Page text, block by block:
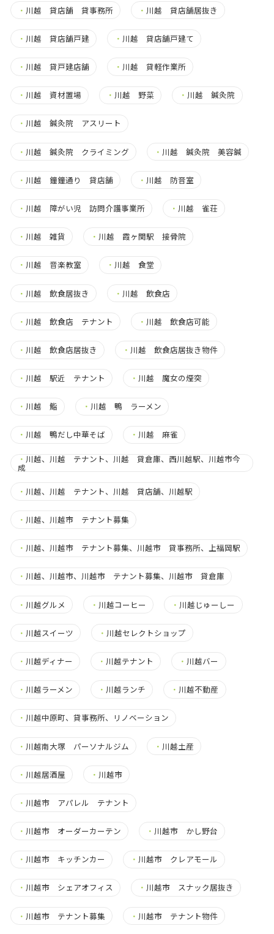
・ 川越 貸店舗 貸事務所 ・ 川越 貸店舗居抜き
・ 川越 貸店舗戸建 ・ 川越 貸店舗戸建て
・ 川越 貸戸建店舗 ・ 川越 貸軽作業所
・ 川越 資材置場 ・ 川越 野菜 ・ 川越 鍼灸院
・ 川越 鍼灸院 アスリート
・ 川越 鍼灸院 クライミング ・ 川越 鍼灸院 美容鍼
・ 川越 鐘鐘通り 貸店舗 ・ 川越 防音室
・ 川越 障がい児 訪問介護事業所 ・ 川越 雀荘
・ 川越 雑貨 ・ 川越 霞ヶ関駅 接骨院
・ 川越 音楽教室 ・ 川越 食堂
・ 川越 飲食居抜き ・ 川越 飲食店
・ 川越 飲食店 テナント ・ 川越 飲食店可能
・ 川越 飲食店居抜き ・ 川越 飲食店居抜き物件
・ 川越 駅近 テナント ・ 川越 魔女の煙突
・ 川越 鮨 ・ 川越 鴨 ラーメン
・ 川越 鴨だし中華そば ・ 川越 麻雀
・ 川越、川越 テナント、川越 貸倉庫、西川越駅、川越市今
成
・ 川越、川越 テナント、川越 貸店舗、川越駅
・ 川越、川越市 テナント募集
・ 川越、川越市 テナント募集、川越市 貸事務所、上福岡駅
・ 川越、川越市、川越市 テナント募集、川越市 貸倉庫
・ 川越グルメ ・ 川越コーヒー ・ 川越じゅーしー
・ 川越スイーツ ・ 川越セレクトショップ
・ 川越ディナー ・ 川越テナント ・ 川越バー
・ 川越ラーメン ・ 川越ランチ ・ 川越不動産
・ 川越中原町、貸事務所、リノベーション
・ 川越南大塚 パーソナルジム ・ 川越土産
・ 川越居酒屋 ・ 川越市
・ 川越市 アパレル テナント
・ 川越市 オーダーカーテン ・ 川越市 かし野台
・ 川越市 キッチンカー ・ 川越市 クレアモール
・ 川越市 シェアオフィス ・ 川越市 スナック居抜き
・ 川越市 テナント募集 ・ 川越市 テナント物件